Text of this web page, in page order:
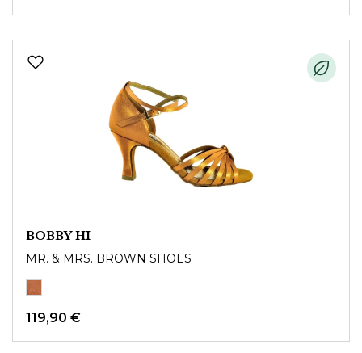
BOBBY HI
MR. & MRS. BROWN SHOES
119,90 €